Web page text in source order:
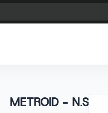
METROID - N.S